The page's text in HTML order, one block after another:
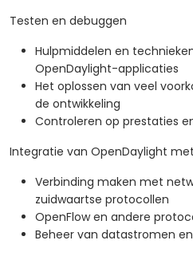
Testen en debuggen
Hulpmiddelen en
OpenDaylight-applicaties
Het oplossen van veel
de ontwikkeling
Controleren op prestaties
Integratie van OpenDaylight
Verbinding maken met
zuidwaartse protocollen
OpenFlow en andere
Beheer van datastromen